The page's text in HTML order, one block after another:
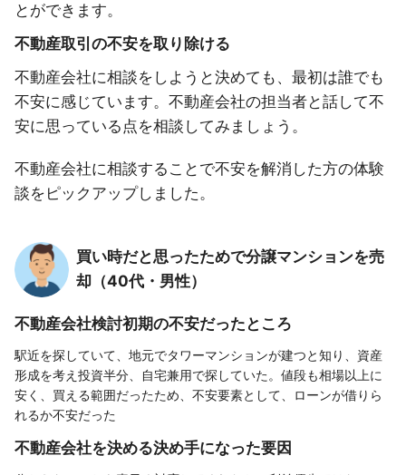
とができます。
不動産取引の不安を取り除ける
不動産会社に相談をしようと決めても、最初は誰でも
不安に感じています。不動産会社の担当者と話して不
安に思っている点を相談してみましょう。
不動産会社に相談することで不安を解消した方の体験
談をピックアップしました。
買い時だと思ったためで分譲マンションを売
却（40代・男性）
不動産会社検討初期の不安だったところ
駅近を探していて、地元でタワーマンションが建つと知り、資産
形成を考え投資半分、自宅兼用で探していた。値段も相場以上に
安く、買える範囲だったため、不安要素として、ローンが借りら
れるか不安だった
不動産会社を決める決め手になった要因